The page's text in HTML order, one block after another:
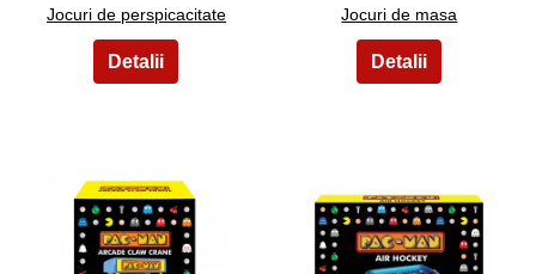
Jocuri de perspicacitate Jocuri de masa